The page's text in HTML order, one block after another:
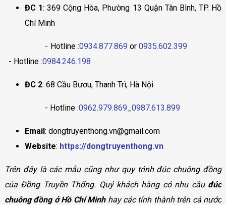
ĐC 1: 369 Cộng Hòa, Phường 13 Quận Tân Bình, TP. Hồ
Chí Minh
- Hotline :0934.877.869 or 0935.602.399
- Hotline :0984.246.198
ĐC 2: 68 Cầu Bươu, Thanh Trì, Hà Nội
- Hotline :0962.979.869 0987.613.899
Email: dongtruyenthong.vn@gmail.com
Website: https://dongtruyenthong.vn
Trên đây là các mẫu cũng như quy trình đúc chuông đồng
của Đồng Truyền Thống. Quý khách hàng có nhu cầu đúc
chuông đồng ở Hồ Chí Minhhay các tỉnh thành trên cả nước